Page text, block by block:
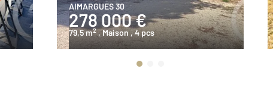
AIMARGUES 30
278 000 €
79,5 m2 , Maison , 4 pcs